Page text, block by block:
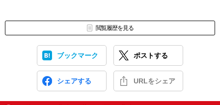
閲覧履歴を見る
ブックマーク ポストする
シェアする URLをシェア